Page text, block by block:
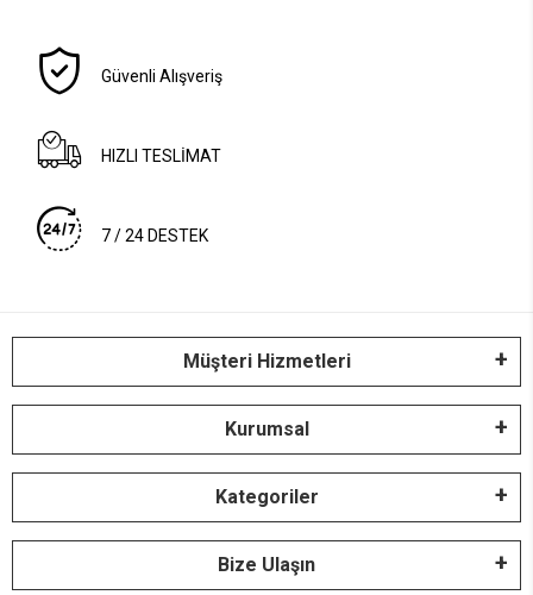
Güvenli Alışveriş
HIZLI TESLİMAT
7 / 24 DESTEK
Müşteri Hizmetleri
Kurumsal
Kategoriler
Bize Ulaşın